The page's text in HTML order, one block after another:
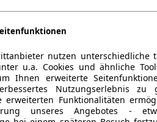
nutzen unterschiedliche
u.a. Cookies und ähnliche
Ihnen erweiterte
Nutzungserlebnis zu
erweiterten Funktionalitäten
unseres Angebotes -